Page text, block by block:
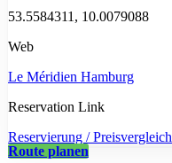
53.5584311, 10.0079088
Web
Le Méridien Hamburg
Reservation Link
Reservierung / Preisvergleich
Route planen